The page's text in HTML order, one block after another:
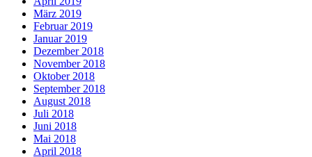
März 2019
Februar 2019
Januar 2019
Dezember 2018
November 2018
Oktober 2018
September 2018
August 2018
Juli 2018
Juni 2018
Mai 2018
April 2018